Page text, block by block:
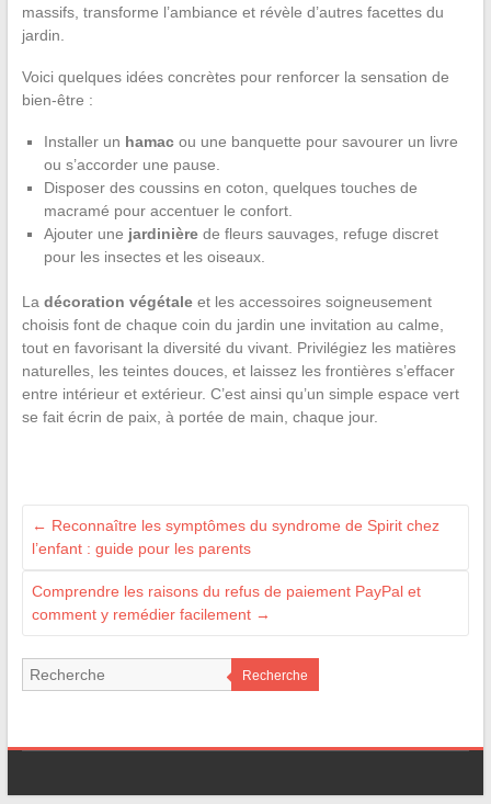
massifs, transforme l’ambiance et révèle d’autres facettes du
jardin.
Voici quelques idées concrètes pour renforcer la sensation de
bien-être :
Installer un hamacou une banquette pour savourer un livre
ou s’accorder une pause.
Disposer des coussins en coton, quelques touches de
macramé pour accentuer le confort.
Ajouter une jardinièrede fleurs sauvages, refuge discret
pour les insectes et les oiseaux.
La décoration végétaleet les accessoires soigneusement
choisis font de chaque coin du jardin une invitation au calme,
tout en favorisant la diversité du vivant. Privilégiez les matières
naturelles, les teintes douces, et laissez les frontières s’effacer
entre intérieur et extérieur. C’est ainsi qu’un simple espace vert
se fait écrin de paix, à portée de main, chaque jour.
← Reconnaître les symptômes du syndrome de Spirit chez
l’enfant : guide pour les parents
Comprendre les raisons du refus de paiement PayPal et
comment y remédier facilement →
Recherche